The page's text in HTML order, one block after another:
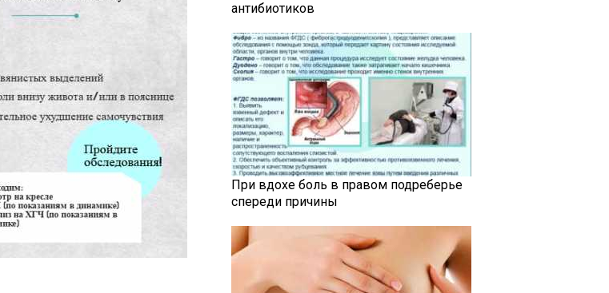
антибиотиков
При вдохе боль в правом подреберье
спереди причины